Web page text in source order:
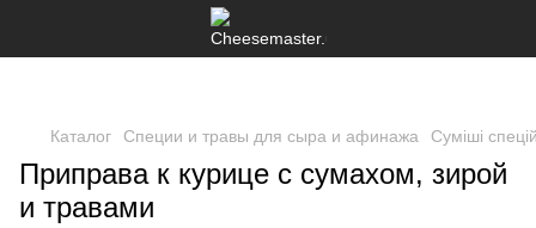
Каталог Специи и травы для сыра и афинажа Суміші
Приправа к курице с сумахом, зирой
и травами